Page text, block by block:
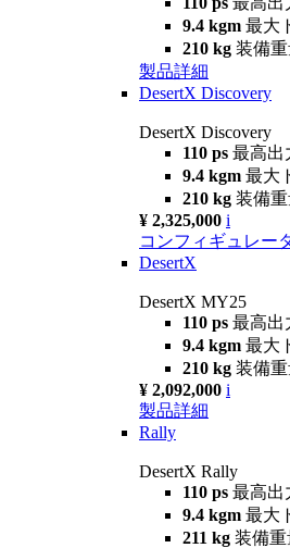
9.4 kgm 最大
210 kg 装備重
製品詳細
DesertX Discovery
DesertX Discovery
110 ps 最高出
9.4 kgm 最大
210 kg 装備重
¥ 2,325,000 i
コンフィギュレー
DesertX
DesertX MY25
110 ps 最高出
9.4 kgm 最大
210 kg 装備重
¥ 2,092,000 i
製品詳細
Rally
DesertX Rally
110 ps 最高出
9.4 kgm 最大
211 kg 装備重